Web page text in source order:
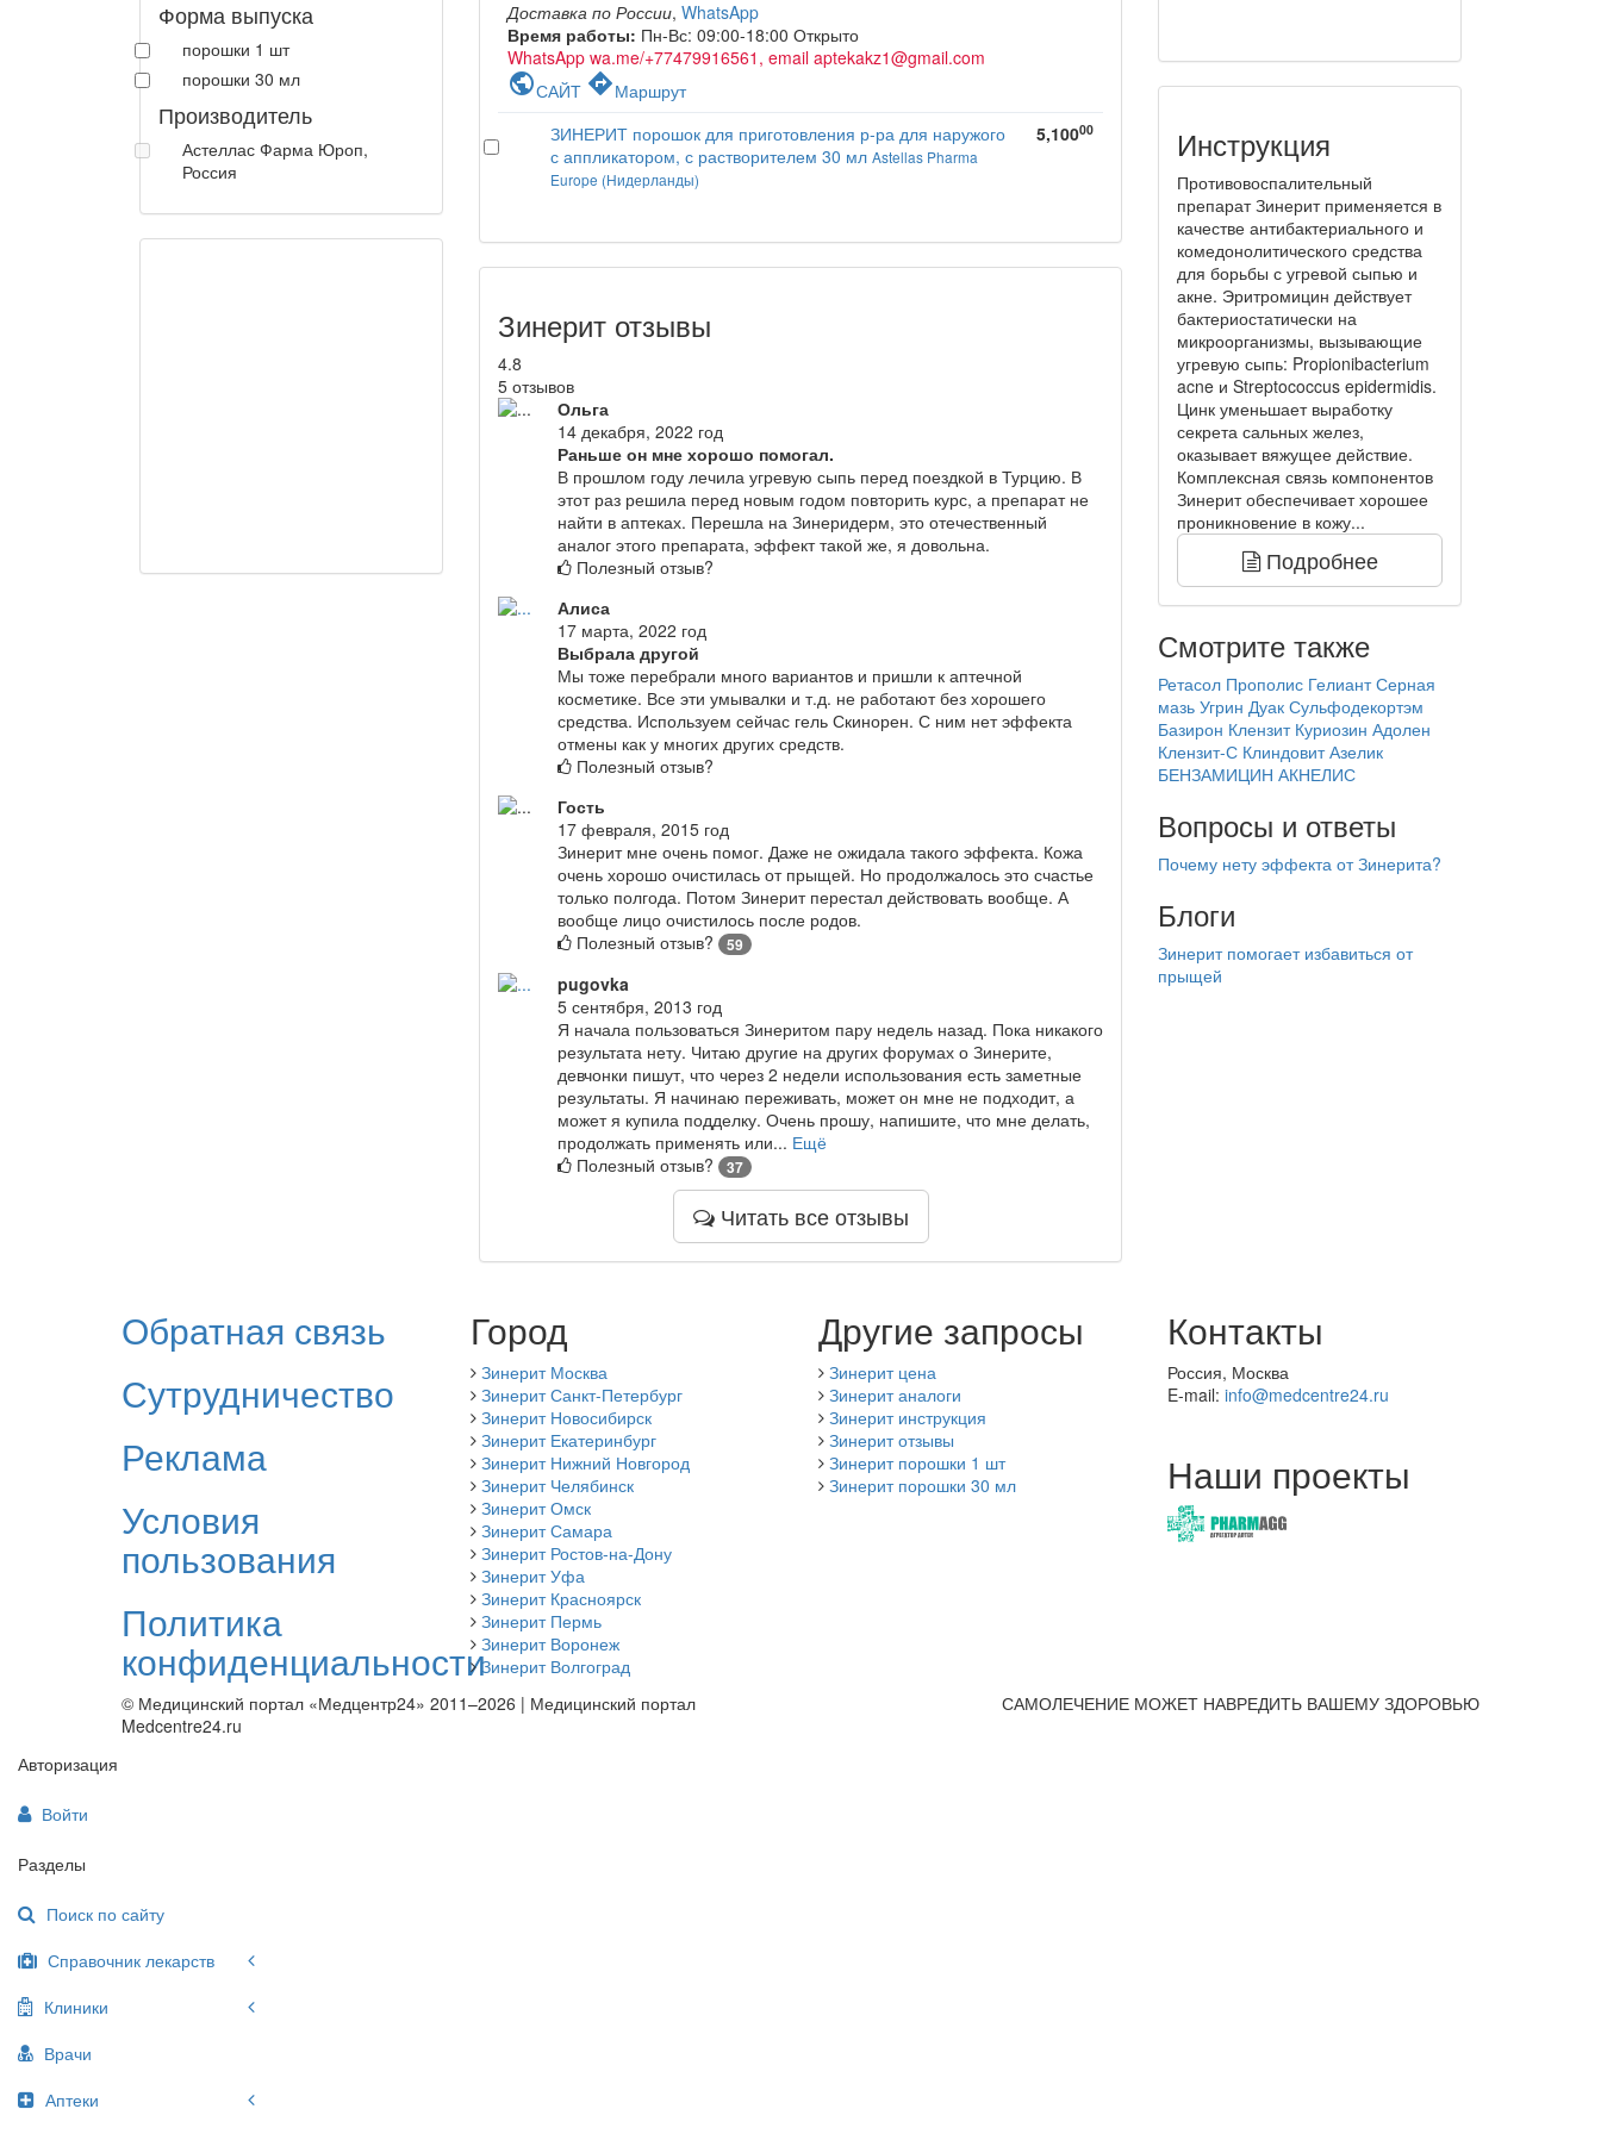
Форма выпуска
порошки 1 шт
порошки 30 мл
Производитель
Астеллас Фарма Юроп,
Россия
Доставка по России, WhatsApp
Время работы: Пн-Вс: 09:00-18:00 Открыто
WhatsApp wa.me/+77479916561, email aptekakz1@gmail.com
publicСАЙТ directionsМаршрут
ЗИНЕРИТ порошок для приготовления р-ра для наружого
с аппликатором, с растворителем 30 мл Astellas Pharma
Europe (Нидерланды)
5,10000
Зинерит отзывы
4.8
5 отзывов
Ольга
14 декабря, 2022 год
Раньше он мне хорошо помогал.
В прошлом году лечила угревую сыпь перед поездкой в Турцию. В
этот раз решила перед новым годом повторить курс, а препарат не
найти в аптеках. Перешла на Зинеридерм, это отечественный
аналог этого препарата, эффект такой же, я довольна.
Полезный отзыв?
Алиса
17 марта, 2022 год
Выбрала другой
Мы тоже перебрали много вариантов и пришли к аптечной
косметике. Все эти умывалки и т.д. не работают без хорошего
средства. Используем сейчас гель Скинорен. С ним нет эффекта
отмены как у многих других средств.
Полезный отзыв?
Гость
17 февраля, 2015 год
Зинерит мне очень помог. Даже не ожидала такого эффекта. Кожа
очень хорошо очистилась от прыщей. Но продолжалось это счастье
только полгода. Потом Зинерит перестал действовать вообще. А
вообще лицо очистилось после родов.
Полезный отзыв?
59
pugovka
5 сентября, 2013 год
Я начала пользоваться Зинеритом пару недель назад. Пока никакого
результата нету. Читаю другие на других форумах о Зинерите,
девчонки пишут, что через 2 недели использования есть заметные
результаты. Я начинаю переживать, может он мне не подходит, а
может я купила подделку. Очень прошу, напишите, что мне делать,
продолжать применять или... Ещё
Полезный отзыв?
37
Читать все отзывы
Инструкция
Противовоспалительный
препарат Зинерит применяется в
качестве антибактериального и
комедонолитического средства
для борьбы с угревой сыпью и
акне. Эритромицин действует
бактериостатически на
микроорганизмы, вызывающие
угревую сыпь: Propionibacterium
acne и Streptococcus epidermidis.
Цинк уменьшает выработку
секрета сальных желез,
оказывает вяжущее действие.
Комплексная связь компонентов
Зинерит обеспечивает хорошее
проникновение в кожу...
Подробнее
Смотрите также
Ретасол Прополис Гелиант Серная
мазь Угрин Дуак Сульфодекортэм
Базирон Клензит Куриозин Адолен
Клензит-С Клиндовит Азелик
БЕНЗАМИЦИН АКНЕЛИС
Вопросы и ответы
Почему нету эффекта от Зинерита?
Блоги
Зинерит помогает избавиться от
прыщей
Обратная связь
Сутрудничество
Реклама
Условия
пользования
Политика
конфиденциальности
Город
Зинерит Москва
Зинерит Санкт-Петербург
Зинерит Новосибирск
Зинерит Екатеринбург
Зинерит Нижний Новгород
Зинерит Челябинск
Зинерит Омск
Зинерит Самара
Зинерит Ростов-на-Дону
Зинерит Уфа
Зинерит Красноярск
Зинерит Пермь
Зинерит Воронеж
Зинерит Волгоград
Другие запросы
Зинерит цена
Зинерит аналоги
Зинерит инструкция
Зинерит отзывы
Зинерит порошки 1 шт
Зинерит порошки 30 мл
Контакты
Россия, Москва
E-mail: info@medcentre24.ru
Наши проекты
© Медицинский портал «Медцентр24» 2011–2026 | Медицинский портал
Medcentre24.ru
САМОЛЕЧЕНИЕ МОЖЕТ НАВРЕДИТЬ ВАШЕМУ ЗДОРОВЬЮ
Авторизация
Войти
Разделы
Поиск по сайту
Справочник лекарств
Клиники
Врачи
Аптеки